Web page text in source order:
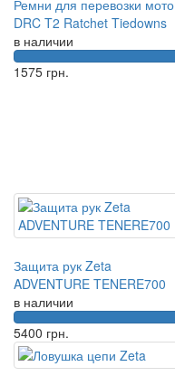
Ремни для перевозки мото
DRC T2 Ratchet Tiedowns
в наличии
1575 грн.
Защита рук Zeta
ADVENTURE TENERE700
в наличии
5400 грн.